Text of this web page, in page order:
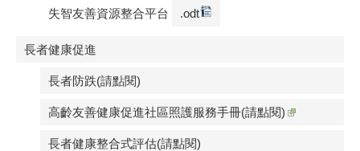
失智友善資源整合平台 .odt
長者健康促進
長者防跌(請點閱)
高齡友善健康促進社區照護服務手冊(請點閱)
長者健康整合式評估(請點閱)